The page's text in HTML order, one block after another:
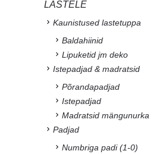
LASTELE
Kaunistused lastetuppa
Baldahiinid
Lipuketid jm deko
Istepadjad & madratsid
Põrandapadjad
Istepadjad
Madratsid mängunurka
Padjad
Numbriga padi (1-0)